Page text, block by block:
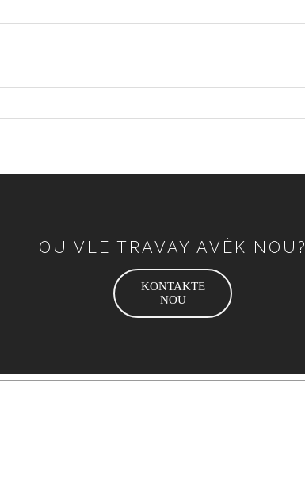
OU VLE TRAVAY AVÈK NOU?
KONTAKTE
NOU